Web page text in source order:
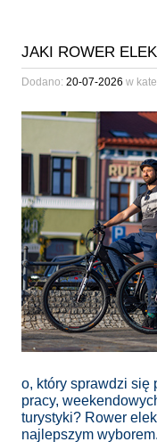
JAKI ROWER
Dodano: 20-07-2026 w
o, który sprawdzi się
pracy,
turystyki? Rower
najlepszym